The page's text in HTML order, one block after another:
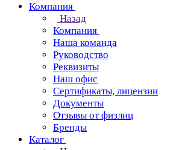
Компания
Назад
Компания
Наша команда
Руководство
Реквизиты
Наш офис
Сертификаты, лицензии
Документы
Отзывы от физлиц
Бренды
Каталог